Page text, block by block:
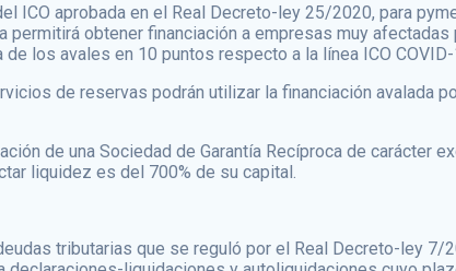
ICO aprobada en el Real Decreto-ley 25/2020, para
permitirá obtener financiación a empresas muy
los avales en 10 puntos respecto a la línea ICO COVID-
de reservas podrán utilizar la financiación avalada
de una Sociedad de Garantía Recíproca de carácter
liquidez es del 700% de su capital.
tributarias que se reguló por el Real Decreto-ley